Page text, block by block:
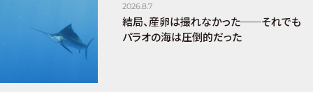
2026.8.7
結局、産卵は撮れなかった──それでも
パラオの海は圧倒的だった